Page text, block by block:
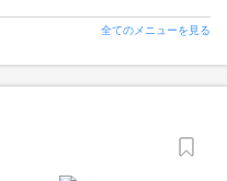
全てのメニューを見る